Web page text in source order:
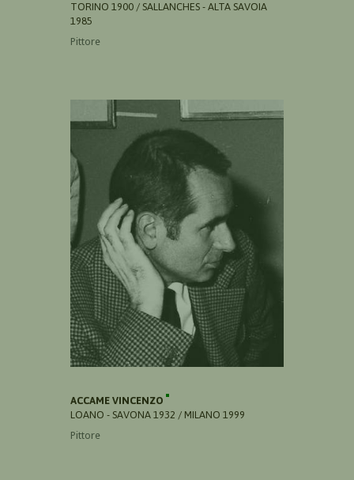
TORINO 1900 / SALLANCHES - ALTA SAVOIA
1985
Pittore
ACCAME VINCENZO
LOANO - SAVONA 1932 / MILANO 1999
Pittore